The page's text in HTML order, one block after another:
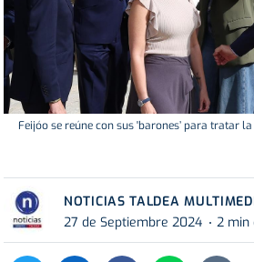
Feijóo se reúne con sus 'barones’ para tratar
NOTICIAS TALDEA
27 de Septiembre 2024
2 min